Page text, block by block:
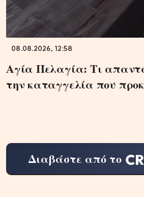
08.08.2026, 12:58
Αγία Πελαγία: Τι
την καταγγελία που
Διαβάστε από το